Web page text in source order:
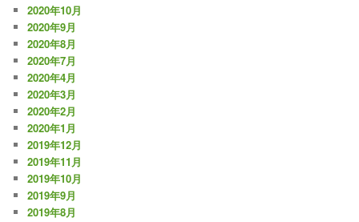
2020年10月
2020年9月
2020年8月
2020年7月
2020年4月
2020年3月
2020年2月
2020年1月
2019年12月
2019年11月
2019年10月
2019年9月
2019年8月